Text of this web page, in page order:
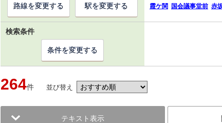
霞ケ関
国会議事堂前 赤
路線を変更する 駅を変更する
検索条件
条件を変更する
264件 並び替え
テキスト表示